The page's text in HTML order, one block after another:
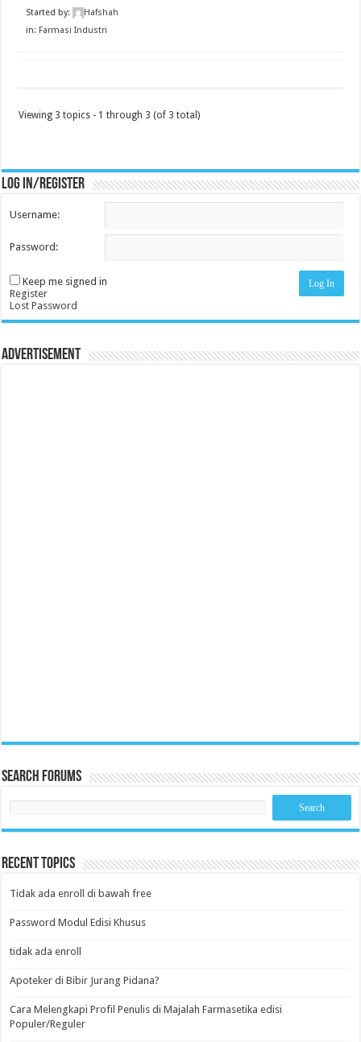
Started by:
Hafshah
in: Farmasi Industri
Viewing 3 topics - 1 through 3 (of 3 total)
Log in/register
Username:
Password:
Keep me signed in Log In
Register
Lost Password
Advertisement
Search Forums
Recent Topics
Tidak ada enroll di bawah free
Password Modul Edisi Khusus
tidak ada enroll
Apoteker di Bibir Jurang Pidana?
Cara Melengkapi Profil Penulis di Majalah Farmasetika edisi
Populer/Reguler